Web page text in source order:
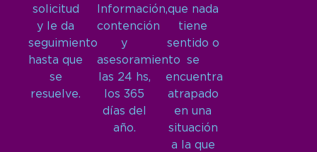
solicitud
y le da
seguimiento
hasta que
se
resuelve.
Información,
contención
y
asesoramiento
las 24 hs,
los 365
días del
año.
que nada
tiene
sentido o
se
encuentra
atrapado
en una
situación
a la que